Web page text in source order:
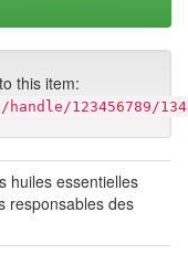
this item:
123456789/
huiles essentielles
responsables des